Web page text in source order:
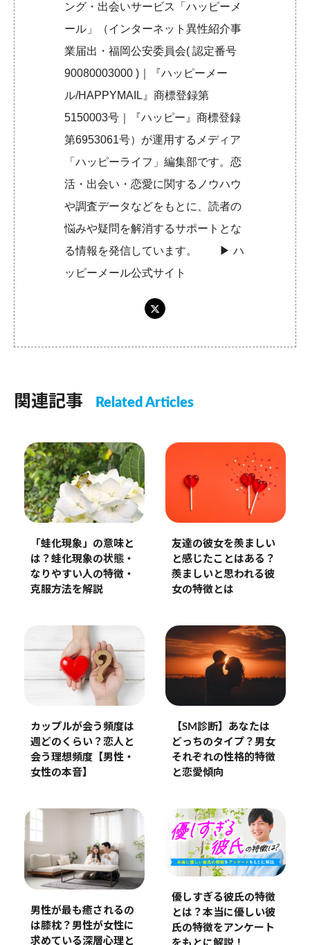
ング・出会いサービス「ハッピーメ
ール」（インターネット異性紹介事
業届出・福岡公安委員会( 認定番号
90080003000 )｜『ハッピーメー
ル/HAPPYMAIL』商標登録第
5150003号｜『ハッピー』商標登録
第6953061号）が運用するメディア
「ハッピーライフ」編集部です。恋
活・出会い・恋愛に関するノウハウ
や調査データなどをもとに、読者の
悩みや疑問を解消するサポートとな
る情報を発信しています。 ▶︎ハ
ッピーメール公式サイト
関連記事 Related Articles
「蛙化現象」の意味と
は？蛙化現象の状態・
なりやすい人の特徴・
克服方法を解説
友達の彼女を羨ましい
と感じたことはある？
羨ましいと思われる彼
女の特徴とは
カップルが会う頻度は
週どのくらい？恋人と
会う理想頻度【男性・
女性の本音】
【SM診断】あなたは
どっちのタイプ？男女
それぞれの性格的特徴
と恋愛傾向
男性が最も癒されるの
は膝枕？男性が女性に
求めている深層心理と
優しすぎる彼氏の特徴
とは？本当に優しい彼
氏の特徴をアンケート